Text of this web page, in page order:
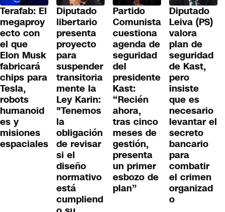
Terafab: El
megaproy
ecto con
el que
Elon Musk
fabricará
chips para
Tesla,
robots
humanoid
es y
misiones
espaciales
Diputado
libertario
presenta
proyecto
para
suspender
transitoria
mente la
Ley Karin:
"Tenemos
la
obligación
de revisar
si el
diseño
normativo
está
cumpliend
Partido
Comunista
cuestiona
agenda de
seguridad
del
presidente
Kast:
“Recién
ahora,
tras cinco
meses de
gestión,
presenta
un primer
esbozo de
plan”
Diputado
Leiva (PS)
valora
plan de
seguridad
de Kast,
pero
insiste
que es
necesario
levantar el
secreto
bancario
para
combatir
el crimen
organizad
o